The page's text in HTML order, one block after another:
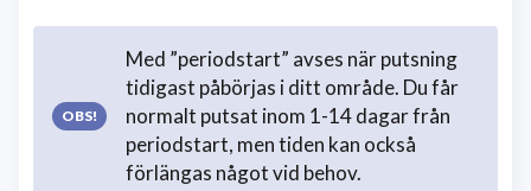
Med ”periodstart” avses när putsning
tidigast påbörjas i ditt område. Du får
normalt putsat inom 1-14 dagar från
periodstart, men tiden kan också
förlängas något vid behov.